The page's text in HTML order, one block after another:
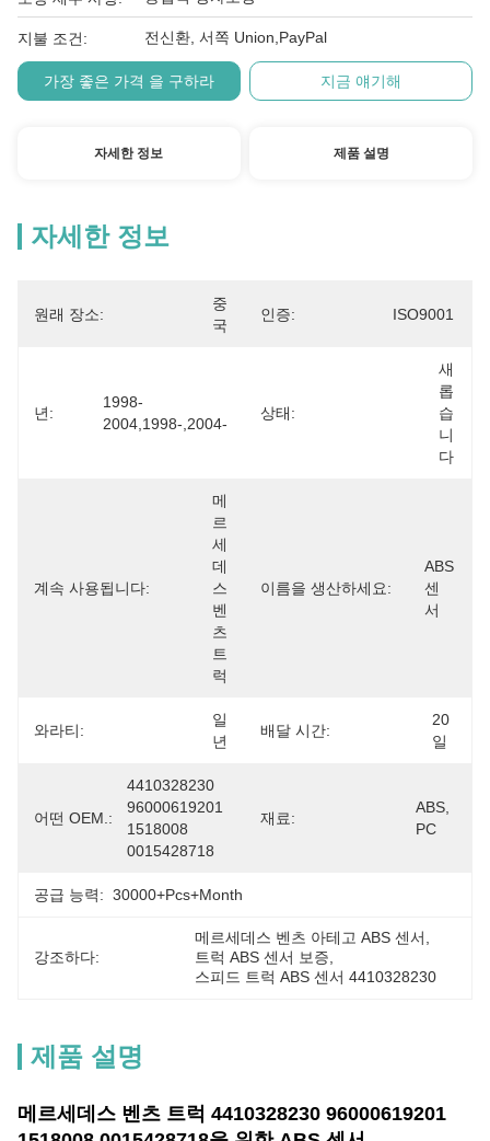
지불 조건: 전신환, 서쪽 Union,PayPal
가장 좋은 가격 을 구하라 지금 얘기해
자세한 정보 제품 설명
자세한 정보
원래 장소:
중
국
인증: ISO9001
년:
1998-
2004,1998-,2004-
상태:
새
롭
습
니
다
계속 사용됩니다:
메
르
세
데
스
벤
츠
트
럭
이름을 생산하세요:
ABS
센
서
와라티:
일
년
배달 시간:
20
일
어떤 OEM.:
4410328230
96000619201
1518008
0015428718
재료:
ABS,
PC
공급 능력: 30000+Pcs+Month
강조하다:
메르세데스 벤츠 아테고 ABS 센서
트럭 ABS 센서 보증
스피드 트럭 ABS 센서 4410328230
제품 설명
메르세데스 벤츠 트럭 4410328230 96000619201